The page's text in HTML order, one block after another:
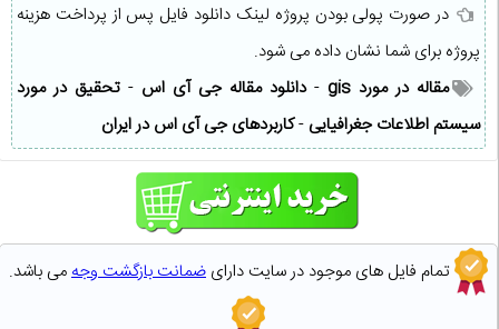
در صورت پولی بودن پروژه لینک دانلود فایل پس از پرداخت هزینه
پروژه برای شما نشان داده می شود.
مقاله در مورد gis
- دانلود مقاله جی آی اس- تحقیق در مورد
سیستم اطلاعات جغرافیایی-کاربردهای جی آی اس در ایران
تمام فایل های موجود در سایت دارای ضمانت بازگشت وجهمی باشد.